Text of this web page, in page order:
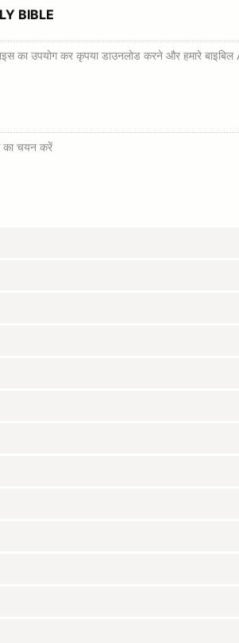
BIBLE
का उपयोग कर कृपया डाउनलोड करने और हमारे
का चयन करें